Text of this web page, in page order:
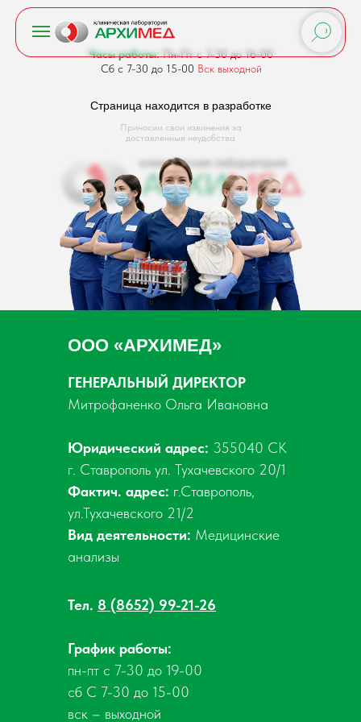
Часы работы:Пн-Пт с 7-30 до 16-00
Сб с 7-30 до 15-00 Вск выходной
Страница находится в разработке
Приносим свои извинения за
доставленные неудобства
ГЕНЕРАЛЬНЫЙ ДИРЕКТОР
Митрофаненко Ольга Ивановна
Юридический адрес: 355040 СК
г. Ставрополь ул. Тухачевского 20/1
Фактич. адрес: г.Ставрополь,
ул.Тухачевского 21/2
Вид деятельности: Медицинские
анализы
Тел. 8 (8652) 99-21-26
График работы:
пн-пт с 7-30 до 19-00
сб С 7-30 до 15-00
вск – выходной
ООО «АРХИМЕД»